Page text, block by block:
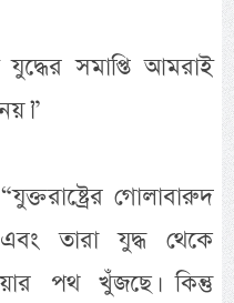
সমাপ্তি আমরাই
গোলাবারুদ
তারা যুদ্ধ থেকে
পথ খুঁজছে। কিন্তু